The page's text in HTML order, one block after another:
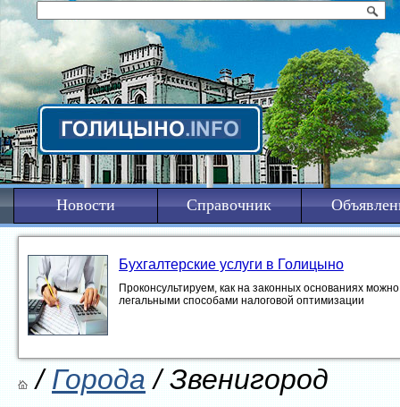
Новости Справочник
Бухгалтерские услуги в Голицыно
Проконсультируем, как на законных основаниях
легальными способами налоговой оптимизации
/Города/ Звенигород